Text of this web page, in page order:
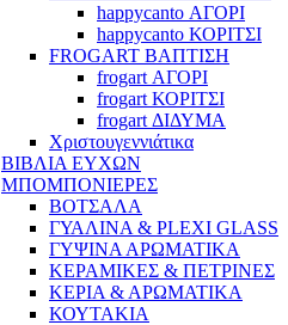
happycanto ΑΓΟΡΙ
happycanto ΚΟΡΙΤΣΙ
FROGART ΒΑΠΤΙΣΗ
frogart ΑΓΟΡΙ
frogart ΚΟΡΙΤΣΙ
frogart ΔΙΔΥΜΑ
Χριστουγεννιάτικα
ΒΙΒΛΙΑ ΕΥΧΩΝ
ΜΠΟΜΠΟΝΙΕΡΕΣ
ΒΟΤΣΑΛΑ
ΓΥΑΛΙΝΑ & PLEXI GLASS
ΓΥΨΙΝΑ ΑΡΩΜΑΤΙΚΑ
ΚΕΡΑΜΙΚΕΣ & ΠΕΤΡΙΝΕΣ
ΚΕΡΙΑ & ΑΡΩΜΑΤΙΚΑ
ΚΟΥΤΑΚΙΑ